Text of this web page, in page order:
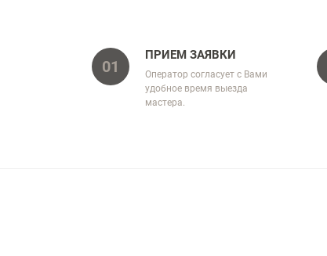
01
ПРИЕМ ЗАЯВКИ
Оператор согласует с Вами
удобное время выезда
мастера.